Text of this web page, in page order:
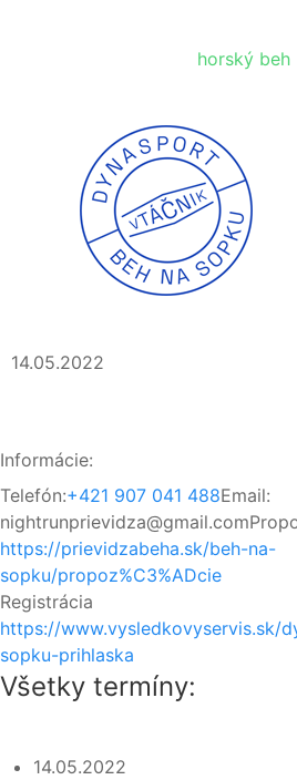
horský beh
14.05.2022
Informácie:
Telefón:+421 907 041 488Email:
nightrunprievidza@gmail.com
https://prievidzabeha.sk/beh-na-
sopku/propoz%C3%ADcie
Registrácia
https://www.vysledkovyservis.sk/
sopku-prihlaska
Všetky termíny:
14.05.2022